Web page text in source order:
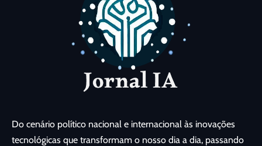
Do cenário político nacional e internacional às inovações
tecnológicas que transformam o nosso dia a dia, passando